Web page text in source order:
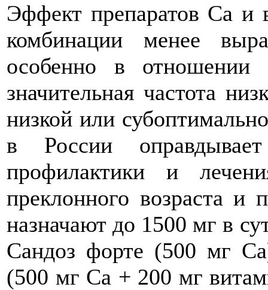
Эффект препаратов Са и
комбинации менее
особенно в отношении
значительная частота
низкой или
в России
профилактики и
преклонного возраста
назначают до 1500 мг в
Сандоз форте (500 мг
(500 мг Са + 200 мг